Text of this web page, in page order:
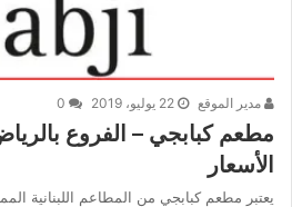
مدير الموقع 22 يوليو، 2019
مطعم كبابجي – الفروع
الأسعار
يعتبر مطعم كبابجي من المطاعم اللبنانية